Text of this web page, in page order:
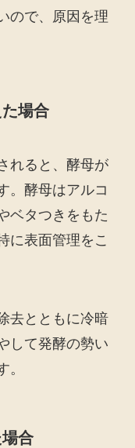
ので、原因を理
場合
れると、酵母が
。酵母はアルコ
ベタつきをもた
に表面管理をこ
去とともに冷暗
して発酵の勢い
。
合